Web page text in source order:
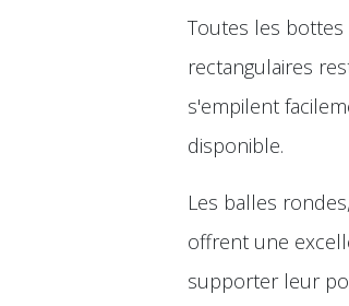
Toutes les
rectangulaires
s'empilent
disponible.
Les balles
offrent une
supporter leur